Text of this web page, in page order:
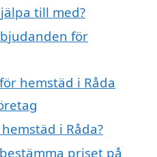
till med?
för
hemstäd i Råda
i Råda?
priset på